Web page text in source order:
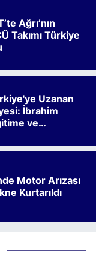
Ağrı’nın
Takımı Türkiye
Uzanan
İbrahim
ve
Motor Arızası
Kurtarıldı